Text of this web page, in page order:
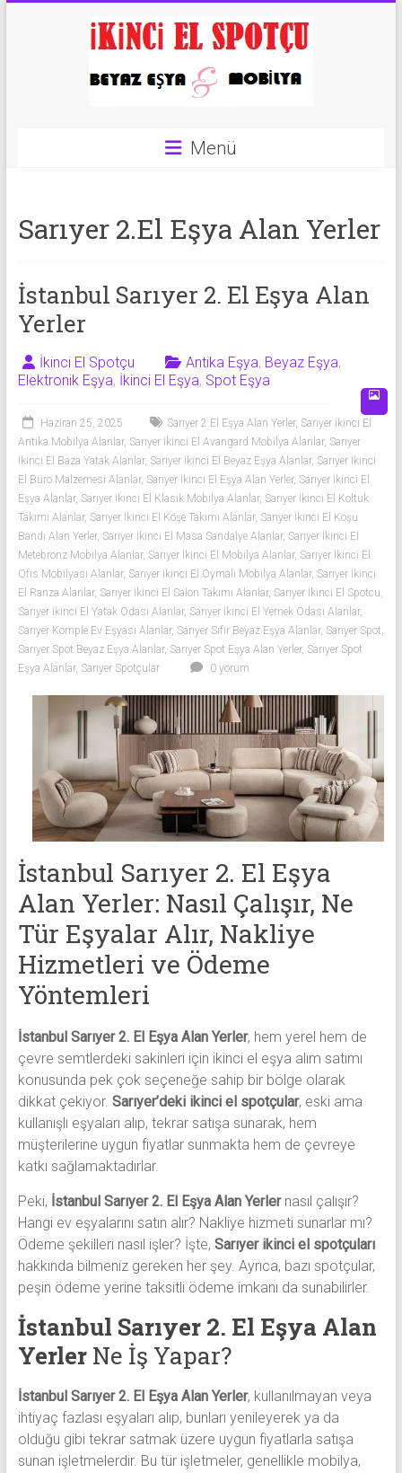
|
2.El
Eşya
Alanlar
|
Mobilya
|
Beyaz
Eşya
İkinci
el
spotçu
firması,
ev
eşyaları,
beyaz
eşya,
eşya,
eşya,
kombi
ve
mobilya
alımı
gibi
eşya
yapıyor.
Menü
Sarıyer 2.El Eşya Alan Yerler
İstanbul Sarıyer 2. El Eşya Alan
Yerler
İkinci El Spotçu Antika Eşya, Beyaz Eşya,
Elektronik Eşya, İkinci El Eşya, Spot Eşya
Haziran 25, 2025 Sarıyer 2.El Eşya Alan Yerler, Sarıyer İkinci El
Antika Mobilya Alanlar, Sarıyer İkinci El Avangard Mobilya Alanlar, Sarıyer
İkinci El Baza Yatak Alanlar, Sarıyer İkinci El Beyaz Eşya Alanlar, Sarıyer İkinci
El Büro Malzemesi Alanlar, Sarıyer İkinci El Eşya Alan Yerler, Sarıyer İkinci El
Eşya Alanlar, Sarıyer İkinci El Klasik Mobilya Alanlar, Sarıyer İkinci El Koltuk
Takımı Alanlar, Sarıyer İkinci El Köşe Takımı Alanlar, Sarıyer İkinci El Koşu
Bandı Alan Yerler, Sarıyer İkinci El Masa Sandalye Alanlar, Sarıyer İkinci El
Metebronz Mobilya Alanlar, Sarıyer İkinci El Mobilya Alanlar, Sarıyer İkinci El
Ofis Mobilyası Alanlar, Sarıyer İkinci El Oymalı Mobilya Alanlar, Sarıyer İkinci
El Ranza Alanlar, Sarıyer İkinci El Salon Takımı Alanlar, Sarıyer İkinci El Spotcu,
Sarıyer İkinci El Yatak Odası Alanlar, Sarıyer İkinci El Yemek Odası Alanlar,
Sarıyer Komple Ev Eşyası Alanlar, Sarıyer Sıfır Beyaz Eşya Alanlar, Sarıyer Spot,
Sarıyer Spot Beyaz Eşya Alanlar, Sarıyer Spot Eşya Alan Yerler, Sarıyer Spot
Eşya Alanlar, Sarıyer Spotçular 0 yorum
İstanbul Sarıyer 2. El Eşya
Alan Yerler: Nasıl Çalışır, Ne
Tür Eşyalar Alır, Nakliye
Hizmetleri ve Ödeme
Yöntemleri
İstanbul Sarıyer 2. El Eşya Alan Yerler, hem yerel hem de
çevre semtlerdeki sakinleri için ikinci el eşya alım satımı
konusunda pek çok seçeneğe sahip bir bölge olarak
dikkat çekiyor. Sarıyer’deki ikinci el spotçular, eski ama
kullanışlı eşyaları alıp, tekrar satışa sunarak, hem
müşterilerine uygun fiyatlar sunmakta hem de çevreye
katkı sağlamaktadırlar.
Peki, İstanbul Sarıyer 2. El Eşya Alan Yerlernasıl çalışır?
Hangi ev eşyalarını satın alır? Nakliye hizmeti sunarlar mı?
Ödeme şekilleri nasıl işler? İşte, Sarıyer ikinci el spotçuları
hakkında bilmeniz gereken her şey. Ayrıca, bazı spotçular,
peşin ödeme yerine taksitli ödeme imkanı da sunabilirler.
İstanbul Sarıyer 2. El Eşya Alan
YerlerNe İş Yapar?
İstanbul Sarıyer 2. El Eşya Alan Yerler, kullanılmayan veya
ihtiyaç fazlası eşyaları alıp, bunları yenileyerek ya da
olduğu gibi tekrar satmak üzere uygun fiyatlarla satışa
sunan işletmelerdir. Bu tür işletmeler, genellikle mobilya,